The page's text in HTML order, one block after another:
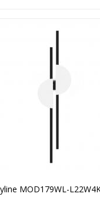
MOD179WL-